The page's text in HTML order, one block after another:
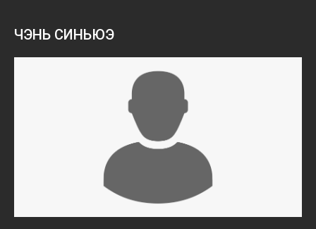
ЧЭНЬ СИНЬЮЭ